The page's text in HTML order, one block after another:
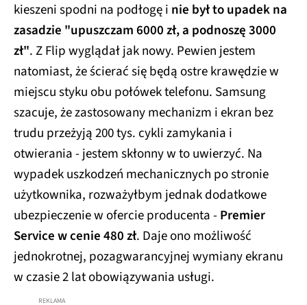
kieszeni spodni na podłogę i nie był to upadek na
zasadzie "upuszczam 6000 zł, a podnoszę 3000
zł". Z Flip wyglądał jak nowy. Pewien jestem
natomiast, że ścierać się będą ostre krawędzie w
miejscu styku obu połówek telefonu. Samsung
szacuje, że zastosowany mechanizm i ekran bez
trudu przeżyją 200 tys. cykli zamykania i
otwierania - jestem skłonny w to uwierzyć. Na
wypadek uszkodzeń mechanicznych po stronie
użytkownika, rozważyłbym jednak dodatkowe
ubezpieczenie w ofercie producenta -Premier
Service w cenie 480 zł. Daje ono możliwość
jednokrotnej, pozagwarancyjnej wymiany ekranu
w czasie 2 lat obowiązywania usługi.